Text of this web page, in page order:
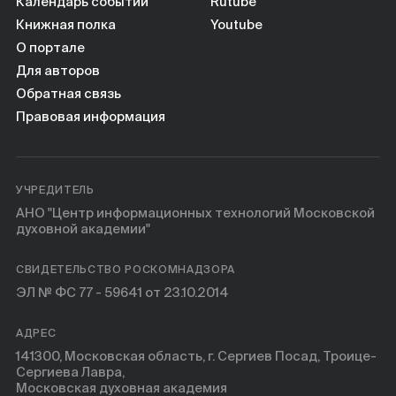
Книжная полка
О портале
Для авторов
Обратная связь
Правовая информация
Youtube
УЧРЕДИТЕЛЬ
АНО "Центр информационных технологий Московской
духовной академии"
СВИДЕТЕЛЬСТВО РОСКОМНАДЗОРА
ЭЛ № ФС 77 - 59641 от 23.10.2014
АДРЕС
141300, Московская область, г. Сергиев Посад, Троице-
Сергиева Лавра,
Московская духовная академия